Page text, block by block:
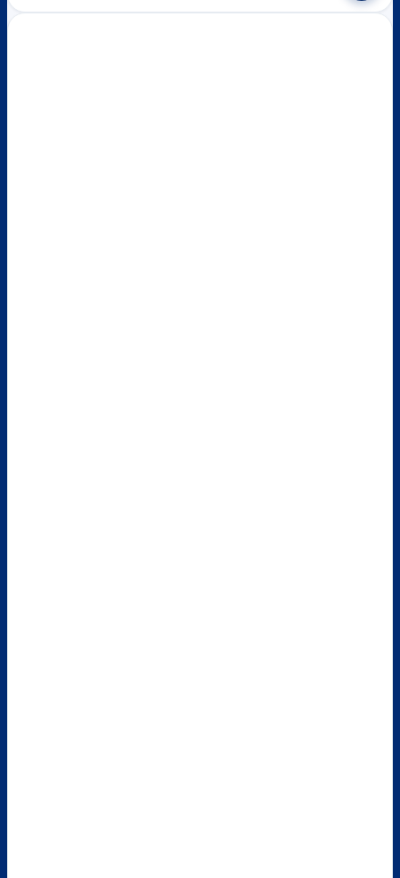
฿6,500.
฿4,300.